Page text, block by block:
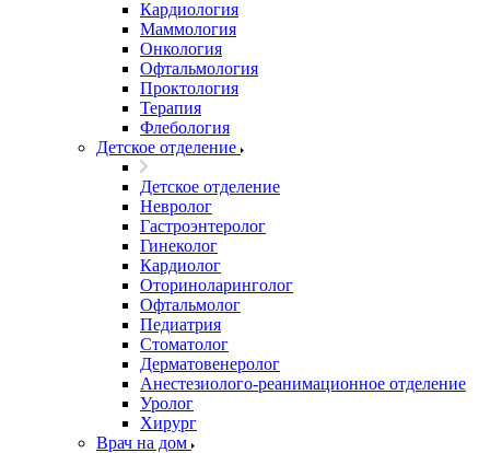
Кардиология
Маммология
Онкология
Офтальмология
Проктология
Терапия
Флебология
Детское отделение
Детское отделение
Невролог
Гастроэнтеролог
Гинеколог
Кардиолог
Оториноларинголог
Офтальмолог
Педиатрия
Стоматолог
Дерматовенеролог
Анестезиолого-реанимационное отделение
Уролог
Хирург
Врач на дом